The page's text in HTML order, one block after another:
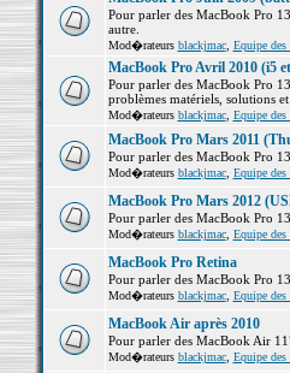
Pour parler des MacBook Pro
autre.
Mod�rateurs blackjmac, Equipe des
MacBook Pro Avril 2010 (i5
Pour parler des MacBook Pro
problèmes matériels, solutions et
Mod�rateurs blackjmac, Equipe des
MacBook Pro Mars 2011
Pour parler des MacBook Pro
Mod�rateurs blackjmac, Equipe des
MacBook Pro Mars 2012
Pour parler des MacBook Pro
Mod�rateurs blackjmac, Equipe des
MacBook Pro Retina
Pour parler des MacBook Pro
Mod�rateurs blackjmac, Equipe des
MacBook Air après 2010
Pour parler des MacBook Air
Mod�rateurs blackjmac, Equipe des